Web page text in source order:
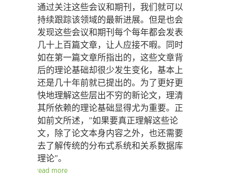
通过关注这些会议和期刊，我们就可以
持续跟踪该领域的最新进展。但是也会
发现这些会议和期刊每个每年都会发表
几十上百篇文章，让人应接不暇。同时
如在第一篇文章所指出的，这些文章背
后的理论基础却很少发生变化，基本上
还是几十年前就已提出的。为了更好更
快地理解这些层出不穷的新论文，理清
其所依赖的理论基础显得尤为重要。正
如前文所述，”如果要真正理解这些论
文，除了论文本身内容之外，也还需要
去了解传统的分布式系统和关系数据库
理论”。
read more